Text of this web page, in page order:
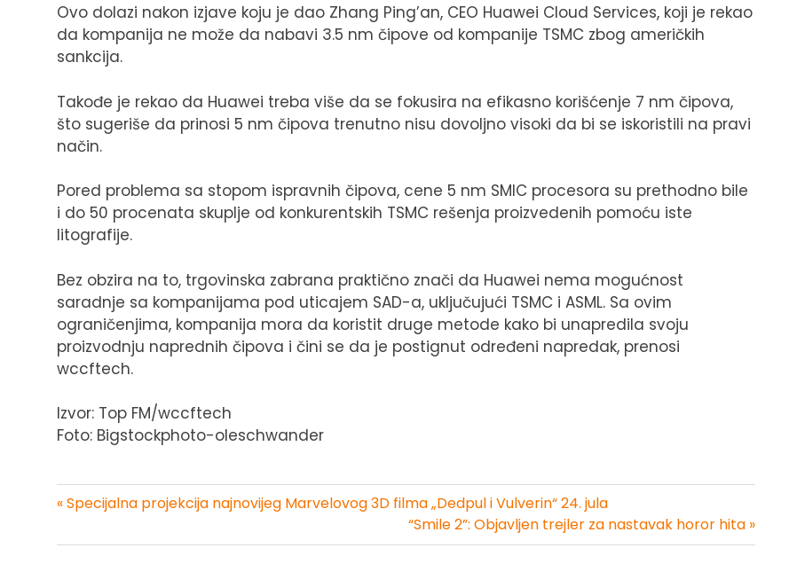
Ovo dolazi nakon izjave koju je dao Zhang Ping’an, CEO Huawei Cloud Services, koji je rekao
da kompanija ne može da nabavi 3.5 nm čipove od kompanije TSMC zbog američkih
sankcija.
Takođe je rekao da Huawei treba više da se fokusira na efikasno korišćenje 7 nm čipova,
što sugeriše da prinosi 5 nm čipova trenutno nisu dovoljno visoki da bi se iskoristili na pravi
način.
Pored problema sa stopom ispravnih čipova, cene 5 nm SMIC procesora su prethodno bile
i do 50 procenata skuplje od konkurentskih TSMC rešenja proizvedenih pomoću iste
litografije.
Bez obzira na to, trgovinska zabrana praktično znači da Huawei nema mogućnost
saradnje sa kompanijama pod uticajem SAD-a, uključujući TSMC i ASML. Sa ovim
ograničenjima, kompanija mora da koristit druge metode kako bi unapredila svoju
proizvodnju naprednih čipova i čini se da je postignut određeni napredak, prenosi
wccftech.
Izvor: Top FM/wccftech
Foto: Bigstockphoto-oleschwander
« Specijalna projekcija najnovijeg Marvelovog 3D filma „Dedpul i Vulverin“ 24. jula
“Smile 2”: Objavljen trejler za nastavak horor hita »